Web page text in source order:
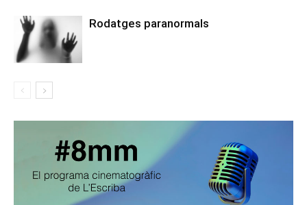
Rodatges paranormals